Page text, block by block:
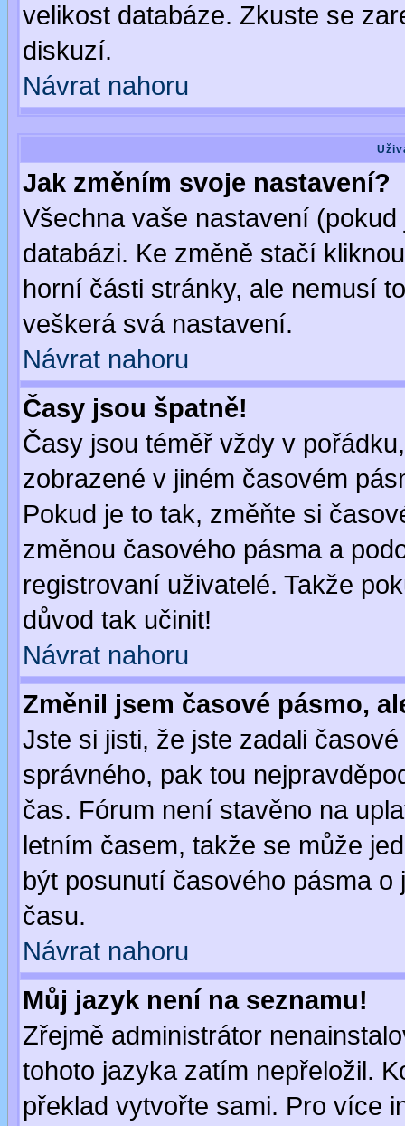
velikost databáze. Zkuste se
diskuzí.
Návrat nahoru
Jak změním svoje nastavení?
Všechna vaše nastavení
databázi. Ke změně stačí
horní části stránky, ale nemusí
veškerá svá nastavení.
Návrat nahoru
Časy jsou špatně!
Časy jsou téměř vždy v
zobrazené v jiném časovém
Pokud je to tak, změňte si
změnou časového pásma a
registrovaní uživatelé. Takže
důvod tak učinit!
Návrat nahoru
Změnil jsem časové pásmo,
Jste si jisti, že jste zadali
správného, pak tou
čas. Fórum není stavěno na
letním časem, takže se může
být posunutí časového pásma
času.
Návrat nahoru
Můj jazyk není na seznamu!
Zřejmě administrátor
tohoto jazyka zatím nepřeložil.
překlad vytvořte sami. Pro více